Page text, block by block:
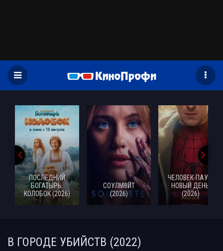
ПОСЛЕДНИЙ
БОГАТЫРЬ.
КОЛОБОК (2026)
СОУЛМ8ЙТ
(2026)
ЧЕЛОВЕК-ПАУК:
НОВЫЙ ДЕНЬ
(2026)
В ГОРОДЕ УБИЙСТВ (2022)